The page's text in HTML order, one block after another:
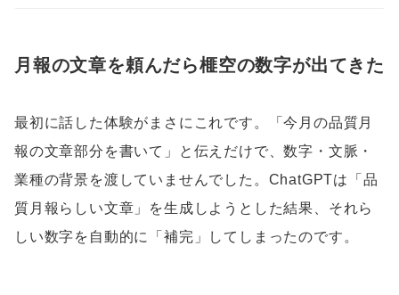
月報の文章を頼んだら榧空の数字が出てきた
最初に話した体験がまさにこれです。「今月の品質月
報の文章部分を書いて」と伝えだけで、数字・文脈・
業種の背景を渡していませんでした。ChatGPTは「品
質月報らしい文章」を生成しようとした結果、それら
しい数字を自動的に「補完」してしまったのです。